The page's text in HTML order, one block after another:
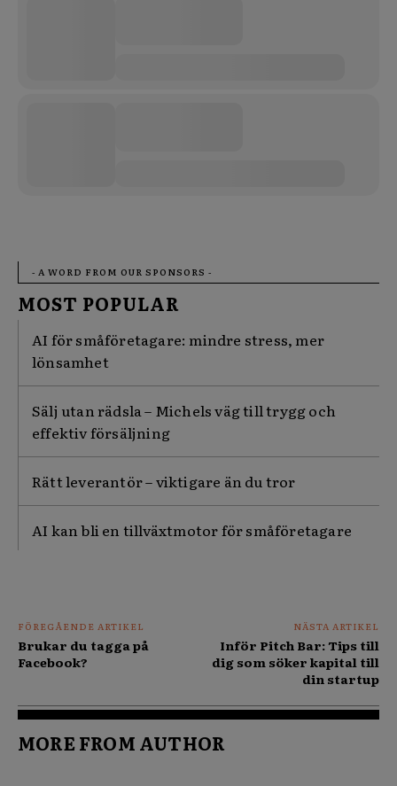
- A WORD FROM OUR SPONSORS -
MOST POPULAR
AI för småföretagare: mindre stress, mer
lönsamhet
Sälj utan rädsla – Michels väg till trygg och
effektiv försäljning
Rätt leverantör – viktigare än du tror
AI kan bli en tillväxtmotor för småföretagare
FÖREGÅENDE ARTIKEL
Brukar du tagga på
Facebook?
NÄSTA ARTIKEL
Inför Pitch Bar: Tips till
dig som söker kapital till
din startup
MORE FROM AUTHOR